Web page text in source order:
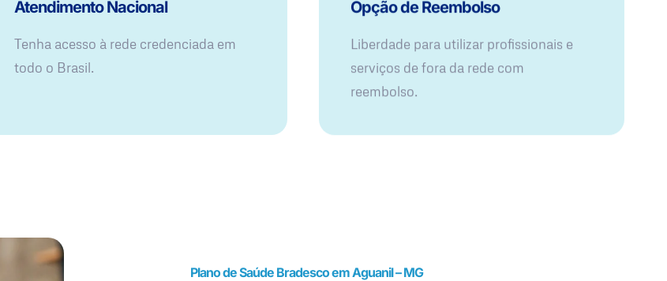
Atendimento Nacional
Tenha acesso à rede credenciada em
todo o Brasil.
Opção de Reembolso
Liberdade para utilizar profissionais e
serviços de fora da rede com
reembolso.
Plano de Saúde Bradesco em Aguanil – MG